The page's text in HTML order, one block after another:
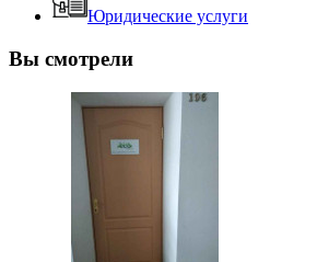
Юридические услуги
Вы смотрели